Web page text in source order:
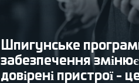
Шпигунське
забезпечення
довірені пристрої -